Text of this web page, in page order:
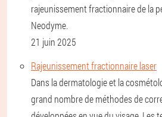
rajeunissement fractionnaire de la
Neodyme.
21 juin 2025
Rajeunissement fractionnaire laser
Dans la dermatologie et la
grand nombre de méthodes de